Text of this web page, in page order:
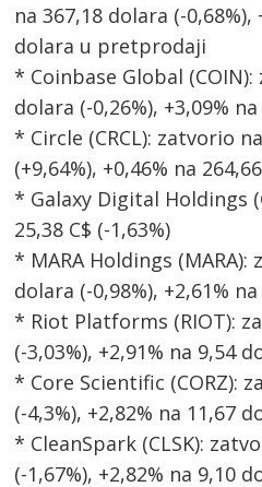
na 367,18 dolara (-0,68%),
dolara u pretprodaji
* Coinbase Global
dolara (-0,26%), +3,09%
* Circle (CRCL): zatvorio
(+9,64%), +0,46% na
* Galaxy Digital Holdings
25,38 C$ (-1,63%)
* MARA Holdings (MARA):
dolara (-0,98%), +2,61%
* Riot Platforms (RIOT):
(-3,03%), +2,91% na 9,54
* Core Scientific (CORZ):
(-4,3%), +2,82% na 11,67
* CleanSpark (CLSK):
(-1,67%), +2,82% na 9,10